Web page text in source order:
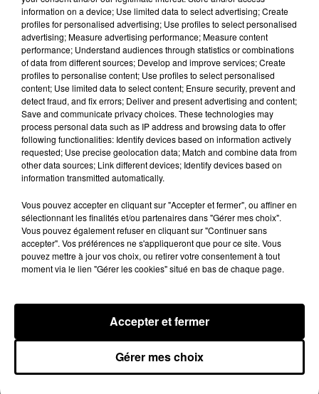
C'CMBM
LA COMMUNE DE SOULAIRES APPELLE À
DERNIERES INFOS
information on a device; Use limited data to select advertising; Create
profiles for personalised advertising; Use profiles to select personalised
advertising; Measure advertising performance; Measure content
performance; Understand audiences through statistics or combinations
of data from different sources; Develop and improve services; Create
profiles to personalise content; Use profiles to select personalised
content; Use limited data to select content; Ensure security, prevent and
detect fraud, and fix errors; Deliver and present advertising and content;
Save and communicate privacy choices. These technologies may
process personal data such as IP address and browsing data to offer
following functionalities: Identify devices based on information actively
requested; Use precise geolocation data; Match and combine data from
other data sources; Link different devices; Identify devices based on
information transmitted automatically.
Vous pouvez accepter en cliquant sur "Accepter et fermer", ou affiner en
sélectionnant les finalités et/ou partenaires dans "Gérer mes choix".
Vous pouvez également refuser en cliquant sur "Continuer sans
accepter". Vos préférences ne s'appliqueront que pour ce site. Vous
pouvez mettre à jour vos choix, ou retirer votre consentement à tout
moment via le lien "Gérer les cookies" situé en bas de chaque page.
Gérer mes choix
Accepter et fermer